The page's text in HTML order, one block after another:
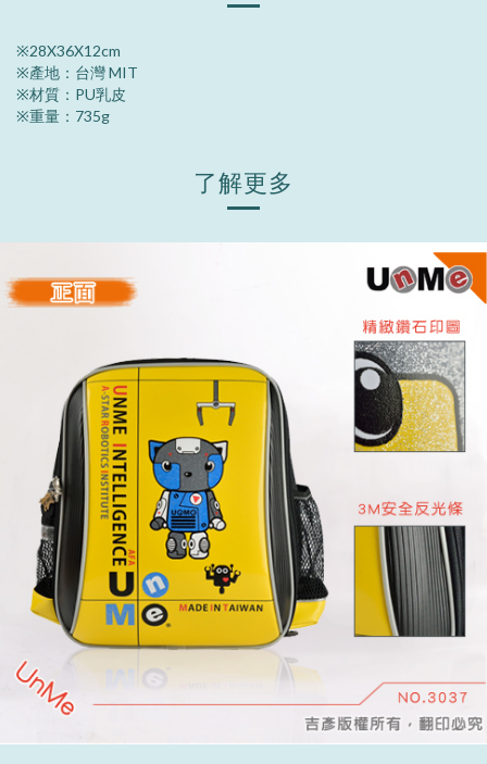
※28X36X12cm
※產地：台灣 MIT
※材質：PU乳皮
※重量：735g
了解更多